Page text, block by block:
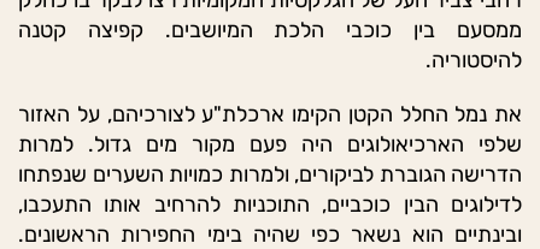
ממסעם בין כוכבי הלכת המיושבים. קפיצה קטנה
להיסטוריה.
את נמל החלל הקטן הקימו ארכלת"ע לצורכיהם, על האזור
שלפי הארכיאולוגים היה פעם מקור מים גדול. למרות
הדרישה הגוברת לביקורים, ולמרות כמויות השערים שנפתחו
לדילוגים הבין כוכביים, התוכניות להרחיב אותו התעכבו,
ובינתיים הוא נשאר כפי שהיה בימי החפירות הראשונים.